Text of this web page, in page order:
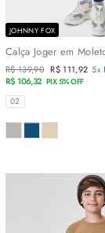
JOHNNY FOX
Calça Joger em
Preço
normal
R$ 139,90 Preço
promocional
R$ 111,92 5x
R$ 106,32 PIX 5% OFF
TAMANHOS
02
COR